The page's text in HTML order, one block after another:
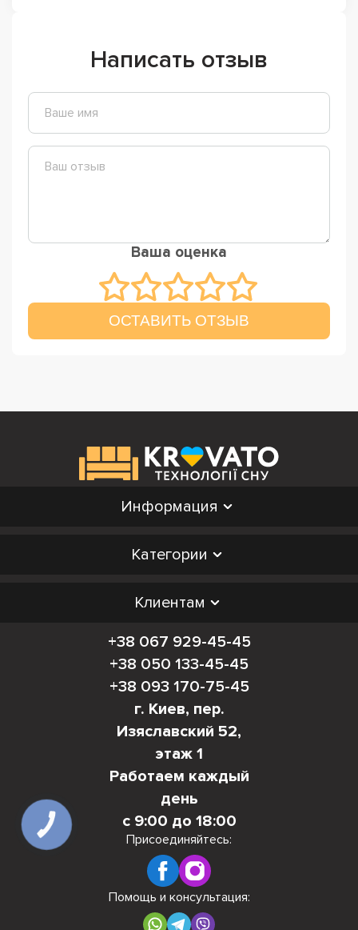
Написать отзыв
Ваша оценка
ОСТАВИТЬ ОТЗЫВ
Информация
Категории
Клиентам
+38 067 929-45-45
+38 050 133-45-45
+38 093 170-75-45
г. Киев, пер.
Изяславский 52,
этаж 1
Работаем каждый
день
с 9:00 до 18:00
Присоединяйтесь:
Помощь и консультация:
КНОПКА
СВЯЗИ